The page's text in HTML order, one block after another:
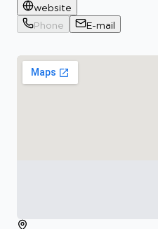
website
Phone
E-mail